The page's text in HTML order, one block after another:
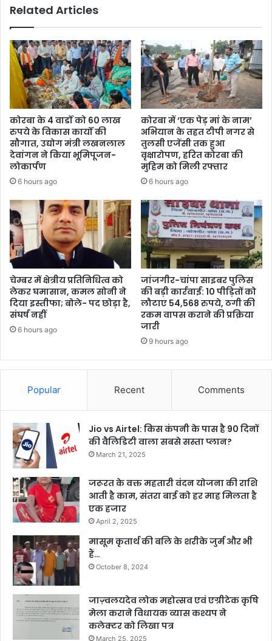
दुख
Related Articles
कोरबा के 4 वार्डों को 60 लाख
रुपये के विकास कार्यों की
सौगात, उद्योग मंत्री लखनलाल
देवांगन ने किया भूमिपूजन-
लोकार्पण
6 hours ago
कोरबा में ‘एक पेड़ मां के नाम’
अभियान के तहत टीपी नगर से
तुलसी एजेंसी तक हुआ
वृक्षारोपण, हरित कोरबा की
मुहिम को मिली रफ्तार
6 hours ago
चेम्बर में क्षेत्रीय प्रतिनिधित्व को
लेकर घमासान, कमल सोनी ने
दिया इस्तीफा; बोले- पद छोड़ा है,
संघर्ष नहीं
6 hours ago
जांजगीर-चांपा साइबर पुलिस
की बड़ी कार्रवाई: 10 पीड़ितों को
लौटाए 54,568 रुपये, ठगी की
रकम वापस कराने की प्रक्रिया
जारी
9 hours ago
Popular Recent Comments
Jio vs Airtel: किस कंपनी के पास है 90 दिनों
की वैलिडिटी वाला सबसे सस्ता प्लान?
March 21, 2025
जरूरत के वक्त महतारी वंदन योजना की राशि
आती है काम, संतरा बाई को हर माह मिलता है
एक हजार
April 2, 2025
मासूम कृतार्थ की बलि के शरीके जुर्म और भी
हैं…
October 8, 2024
जाज़्वलयदेव लोक महोत्सव एवं एग्रीटेक कृषि
मेला कराने विधायक व्यास कश्यप ने
कलेक्टर को लिखा पत्र
March 25, 2025